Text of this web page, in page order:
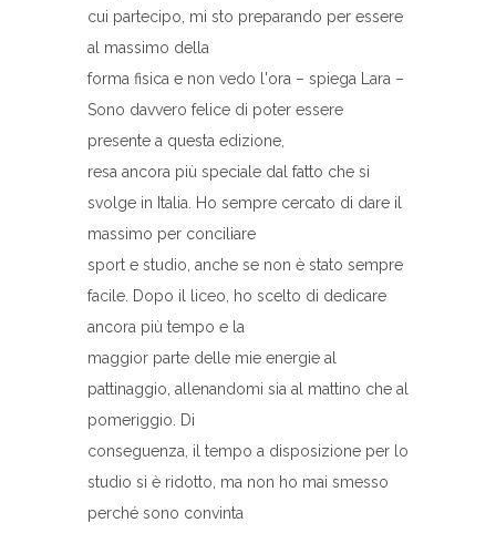
cui partecipo, mi sto preparando per essere
al massimo della
forma fisica e non vedo l'ora – spiega Lara –
Sono davvero felice di poter essere
presente a questa edizione,
resa ancora più speciale dal fatto che si
svolge in Italia. Ho sempre cercato di dare il
massimo per conciliare
sport e studio, anche se non è stato sempre
facile. Dopo il liceo, ho scelto di dedicare
ancora più tempo e la
maggior parte delle mie energie al
pattinaggio, allenandomi sia al mattino che al
pomeriggio. Di
conseguenza, il tempo a disposizione per lo
studio si è ridotto, ma non ho mai smesso
perché sono convinta